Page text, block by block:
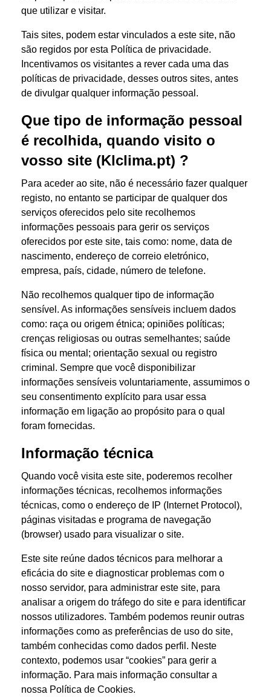
que utilizar e visitar.
Tais sites, podem estar vinculados a este site, não
são regidos por esta Política de privacidade.
Incentivamos os visitantes a rever cada uma das
políticas de privacidade, desses outros sites, antes
de divulgar qualquer informação pessoal.
Que tipo de informação pessoal
é recolhida, quando visito o
vosso site (Klclima.pt) ?
Para aceder ao site, não é necessário fazer qualquer
registo, no entanto se participar de qualquer dos
serviços oferecidos pelo site recolhemos
informações pessoais para gerir os serviços
oferecidos por este site, tais como: nome, data de
nascimento, endereço de correio eletrónico,
empresa, país, cidade, número de telefone.
Não recolhemos qualquer tipo de informação
sensível. As informações sensíveis incluem dados
como: raça ou origem étnica; opiniões políticas;
crenças religiosas ou outras semelhantes; saúde
física ou mental; orientação sexual ou registro
criminal. Sempre que você disponibilizar
informações sensíveis voluntariamente, assumimos o
seu consentimento explícito para usar essa
informação em ligação ao propósito para o qual
foram fornecidas.
Informação técnica
Quando você visita este site, poderemos recolher
informações técnicas, recolhemos informações
técnicas, como o endereço de IP (Internet Protocol),
páginas visitadas e programa de navegação
(browser) usado para visualizar o site.
Este site reúne dados técnicos para melhorar a
eficácia do site e diagnosticar problemas com o
nosso servidor, para administrar este site, para
analisar a origem do tráfego do site e para identificar
nossos utilizadores. Também podemos reunir outras
informações como as preferências de uso do site,
também conhecidas como dados perfil. Neste
contexto, podemos usar “cookies” para gerir a
informação. Para mais informação consultar a
nossa Política de Cookies.